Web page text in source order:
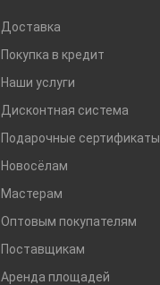
Доставка
Покупка в кредит
Наши услуги
Дисконтная система
Подарочные сертификаты
Новосёлам
Мастерам
Оптовым покупателям
Поставщикам
Аренда площадей